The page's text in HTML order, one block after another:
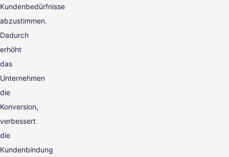
Kundenbedürfnisse
abzustimmen.
Dadurch
erhöht
das
Unternehmen
die
Konversion,
verbessert
die
Kundenbindung